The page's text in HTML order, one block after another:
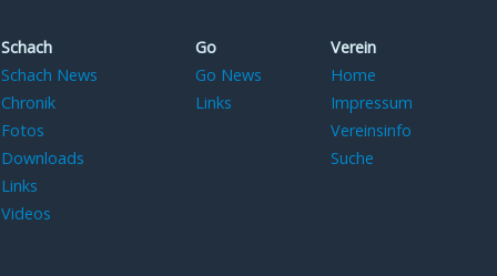
Schach Go
Verein
Schach News
Go News
Home
Chronik
Links
Impressum
Fotos
Vereinsinfo
Downloads
Suche
Links
Videos